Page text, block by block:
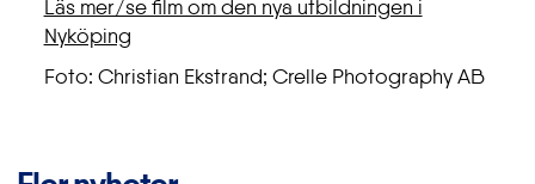
Läs mer/se film om den nya utbildningen i
Nyköping
Foto: Christian Ekstrand; Crelle Photography AB